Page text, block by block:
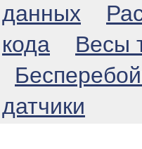
данных
кода
Весы
датчики